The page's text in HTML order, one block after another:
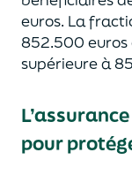
euros. La
852.500 euros
supérieure à
pour